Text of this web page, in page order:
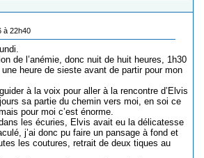
à 22h40
de l’anémie, donc nuit de huit heures, 1h30
heure de sieste avant de partir pour mon
à la voix pour aller à la rencontre d’Elvis
sa partie du chemin vers moi, en soi ce
pour moi c’est énorme.
les écuries, Elvis avait eu la délicatesse
j’ai donc pu faire un pansage à fond et
les coutures, retrait de deux tiques au